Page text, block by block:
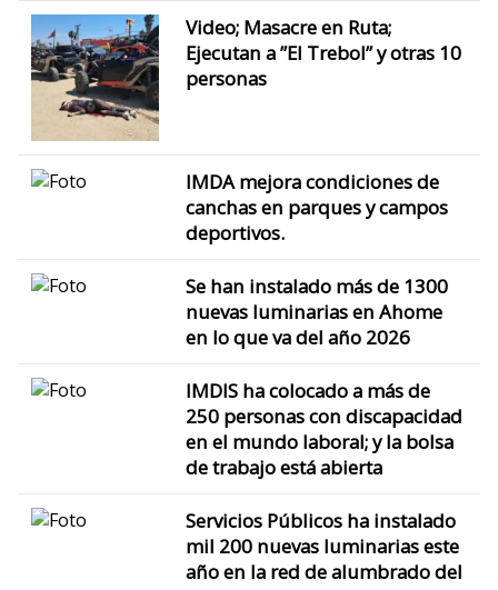
Video; Masacre en Ruta;
Ejecutan a ”El Trebol” y otras 10
personas
IMDA mejora condiciones de
canchas en parques y campos
deportivos.
Se han instalado más de 1300
nuevas luminarias en Ahome
en lo que va del año 2026
IMDIS ha colocado a más de
250 personas con discapacidad
en el mundo laboral; y la bolsa
de trabajo está abierta
Servicios Públicos ha instalado
mil 200 nuevas luminarias este
año en la red de alumbrado del